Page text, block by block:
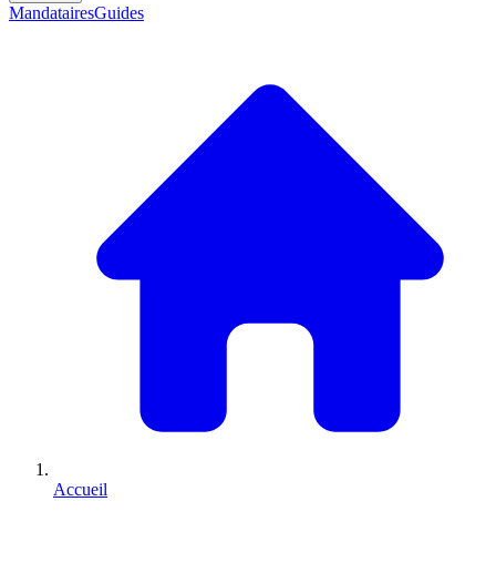
MandatairesGuides
Accueil